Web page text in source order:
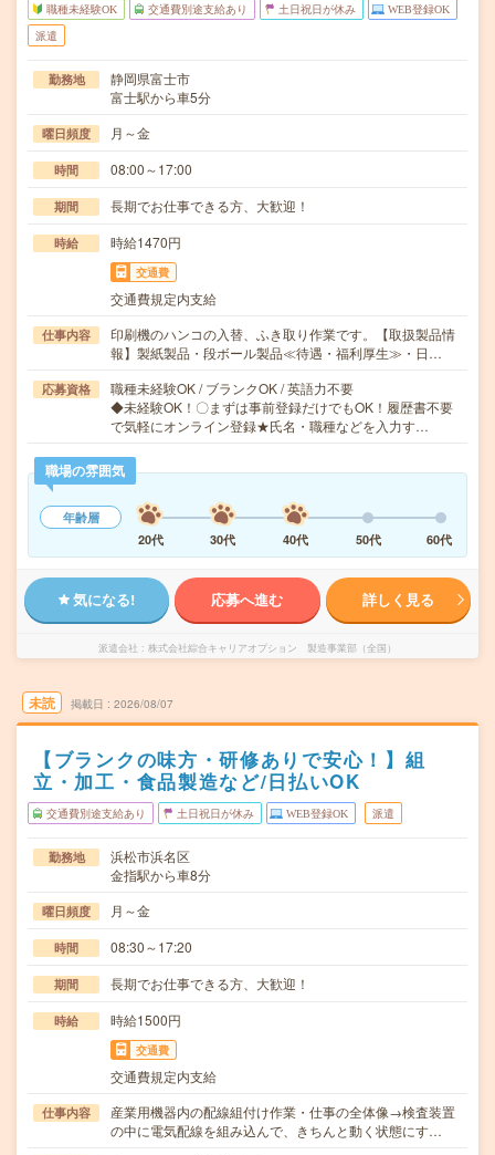
職種未経験OK 交通費別途支給あり 土日祝日が休み WEB登録OK
派遣
勤務地
静岡県富士市
富士駅から車5分
曜日頻度 月～金
時間 08:00～17:00
期間 長期でお仕事できる方、大歓迎！
時給 時給1470円
交通費
交通費規定内支給
仕事内容
印刷機のハンコの入替、ふき取り作業です。【取扱製品情
報】製紙製品・段ボール製品≪待遇・福利厚生≫・日…
応募資格
職種未経験OK / ブランクOK / 英語力不要
◆未経験OK！〇まずは事前登録だけでもOK！履歴書不要
で気軽にオンライン登録★氏名・職種などを入力す…
職場の雰囲気
年齢層
20代
30代 40代 50代 60代
気になる! 応募へ進む 詳しく見る
派遣会社 株式会社綜合キャリアオプション 製造事業部（全国）
未読 掲載日 2026/08/07
【ブランクの味方・研修ありで安心！】組
立・加工・食品製造など/日払いOK
交通費別途支給あり 土日祝日が休み WEB登録OK 派遣
勤務地
浜松市浜名区
金指駅から車8分
曜日頻度 月～金
時間 08:30～17:20
期間 長期でお仕事できる方、大歓迎！
時給 時給1500円
交通費
交通費規定内支給
仕事内容
産業用機器内の配線組付け作業・仕事の全体像→検査装置
の中に電気配線を組み込んで、きちんと動く状態にす…